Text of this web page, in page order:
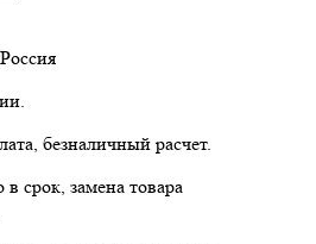
безналичный расчет.
в срок, замена товара